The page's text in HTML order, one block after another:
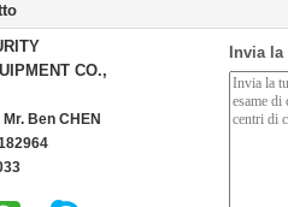
CO.,
Mr. Ben CHEN
Invia